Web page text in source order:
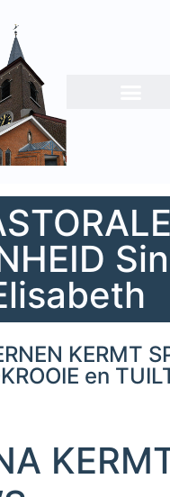
KERMT
en